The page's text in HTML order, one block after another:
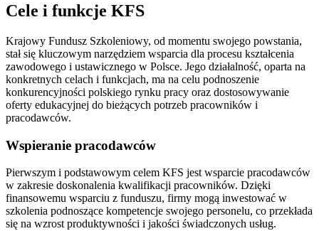
Cele i funkcje KFS
Krajowy Fundusz Szkoleniowy, od momentu swojego powstania,
stał się kluczowym narzędziem wsparcia dla procesu kształcenia
zawodowego i ustawicznego w Polsce. Jego działalność, oparta na
konkretnych celach i funkcjach, ma na celu podnoszenie
konkurencyjności polskiego rynku pracy oraz dostosowywanie
oferty edukacyjnej do bieżących potrzeb pracowników i
pracodawców.
Wspieranie pracodawców
Pierwszym i podstawowym celem KFS jest wsparcie pracodawców
w zakresie doskonalenia kwalifikacji pracowników. Dzięki
finansowemu wsparciu z funduszu, firmy mogą inwestować w
szkolenia podnoszące kompetencje swojego personelu, co przekłada
się na wzrost produktywności i jakości świadczonych usług.